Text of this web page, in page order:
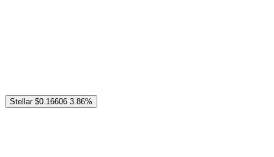
Stellar $0.16606 3.86%